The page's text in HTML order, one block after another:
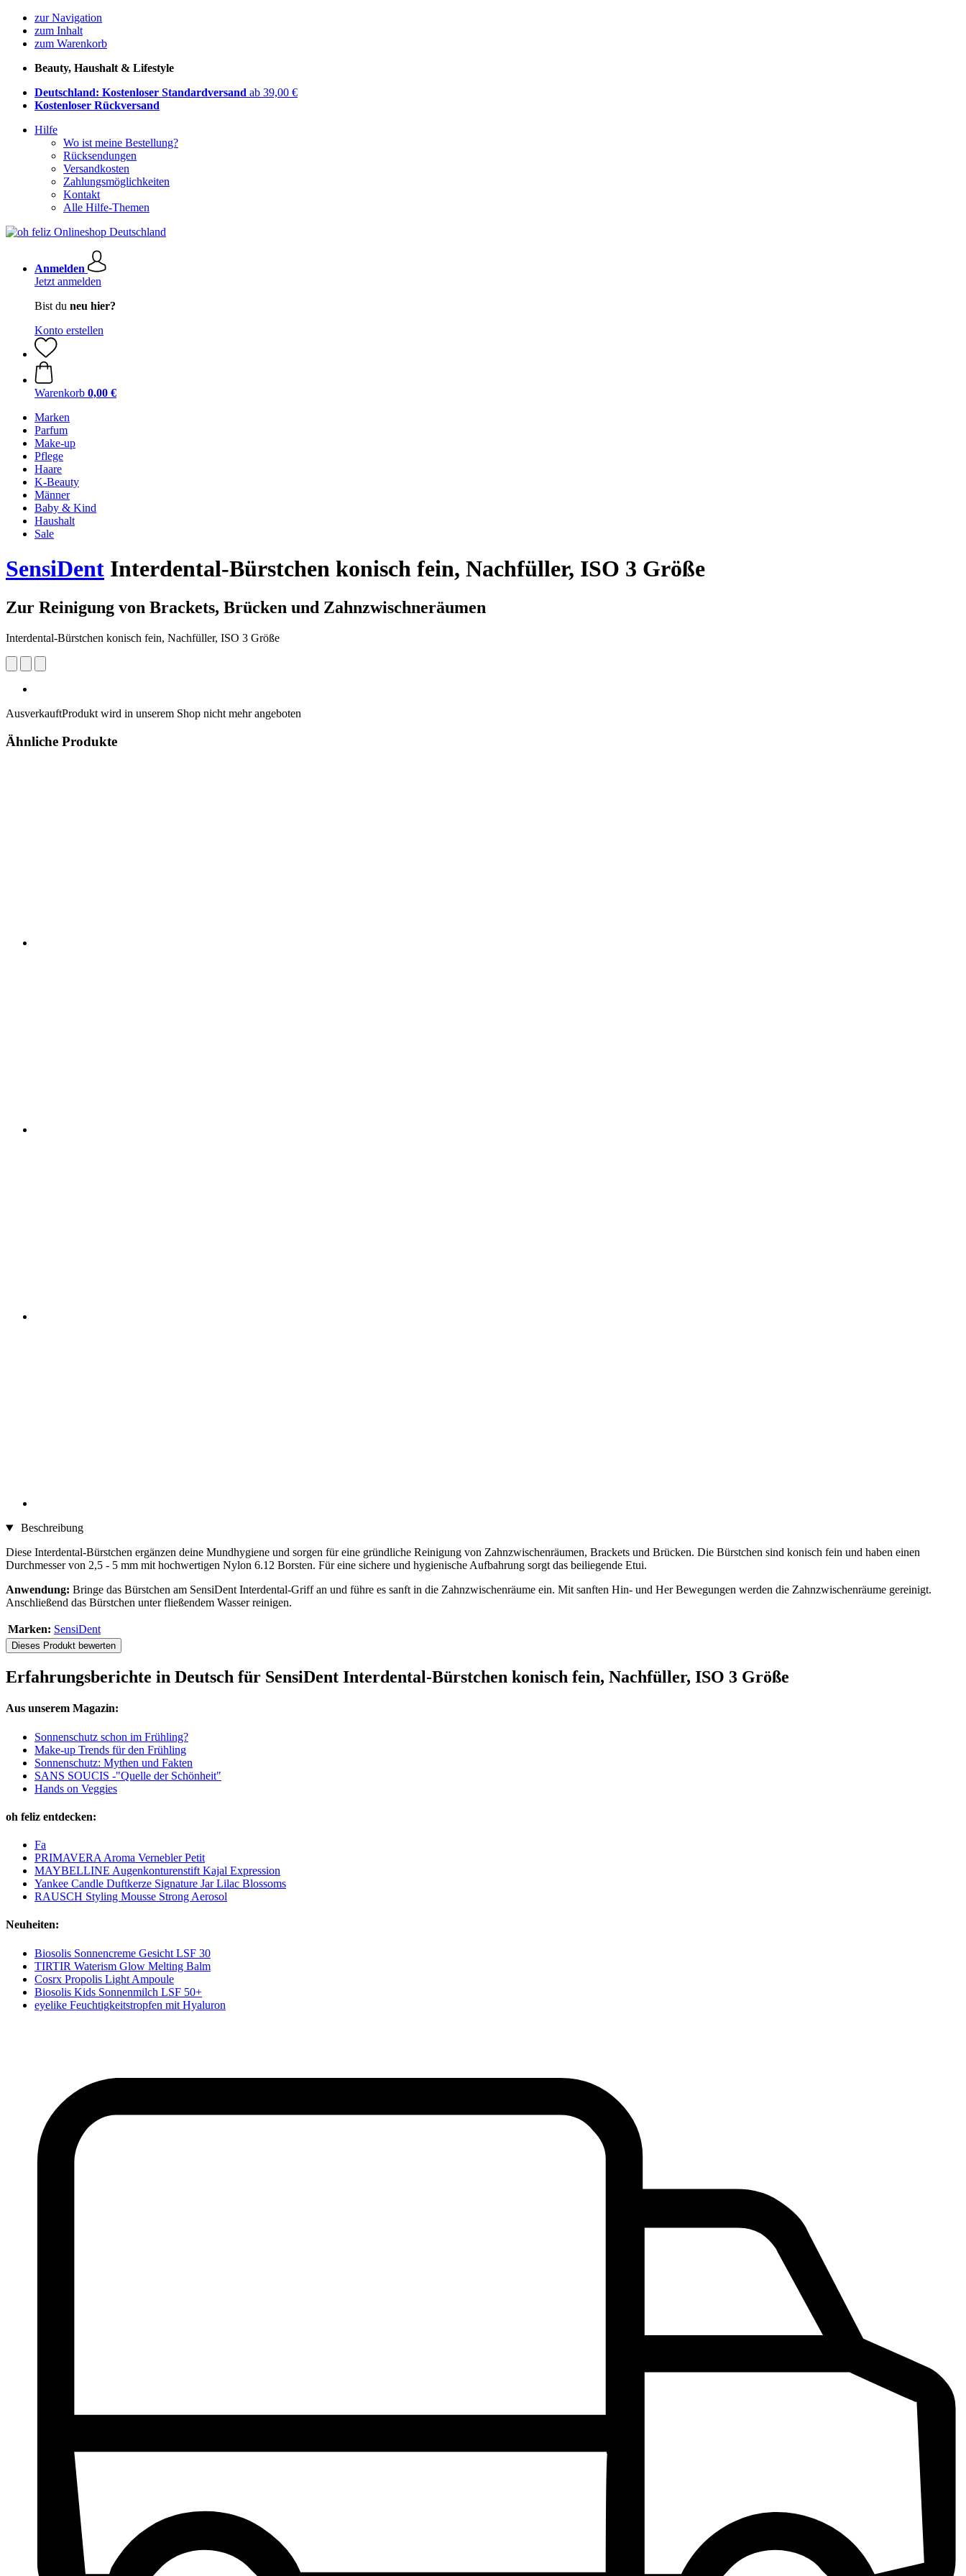
zur Navigation
zum Inhalt
zum Warenkorb
Beauty, Haushalt & Lifestyle
Deutschland: Kostenloser Standardversand ab 39,00 €
Kostenloser Rückversand
Hilfe
Wo ist meine Bestellung?
Rücksendungen
Versandkosten
Zahlungsmöglichkeiten
Kontakt
Alle Hilfe-Themen
Anmelden
Jetzt anmelden
Bist du neu hier?
Konto erstellen
Warenkorb 0,00 €
Marken
Parfum
Make-up
Pflege
Haare
K-Beauty
Männer
Baby & Kind
Haushalt
Sale
SensiDent Interdental-Bürstchen konisch fein, Nachfüller, ISO 3 Größe
Zur Reinigung von Brackets, Brücken und Zahnzwischneräumen
Interdental-Bürstchen konisch fein, Nachfüller, ISO 3 Größe
AusverkauftProdukt wird in unserem Shop nicht mehr angeboten
Ähnliche Produkte
Beschreibung
Diese Interdental-Bürstchen ergänzen deine Mundhygiene und sorgen für eine gründliche Reinigung von Zahnzwischenräumen, Brackets und Brücken. Die Bürstchen sind konisch fein und haben einen
Durchmesser von 2,5 - 5 mm mit hochwertigen Nylon 6.12 Borsten. Für eine sichere und hygienische Aufbahrung sorgt das beiliegende Etui.
Anwendung: Bringe das Bürstchen am SensiDent Interdental-Griff an und führe es sanft in die Zahnzwischenräume ein. Mit sanften Hin- und Her Bewegungen werden die Zahnzwischenräume gereinigt.
Anschließend das Bürstchen unter fließendem Wasser reinigen.
Marken: SensiDent
Dieses Produkt bewerten
Erfahrungsberichte in Deutsch für SensiDent Interdental-Bürstchen konisch fein, Nachfüller, ISO 3 Größe
Aus unserem Magazin:
Sonnenschutz schon im Frühling?
Make-up Trends für den Frühling
Sonnenschutz: Mythen und Fakten
SANS SOUCIS -"Quelle der Schönheit"
Hands on Veggies
oh feliz entdecken:
Fa
PRIMAVERA Aroma Vernebler Petit
MAYBELLINE Augenkonturenstift Kajal Expression
Yankee Candle Duftkerze Signature Jar Lilac Blossoms
RAUSCH Styling Mousse Strong Aerosol
Neuheiten:
Biosolis Sonnencreme Gesicht LSF 30
TIRTIR Waterism Glow Melting Balm
Cosrx Propolis Light Ampoule
Biosolis Kids Sonnenmilch LSF 50+
eyelike Feuchtigkeitstropfen mit Hyaluron